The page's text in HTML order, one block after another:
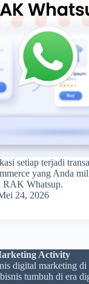
setiap terjadi
yang Anda
RAK Whatsup.
24, 2026
Activity
digital marketing di
tumbuh di era